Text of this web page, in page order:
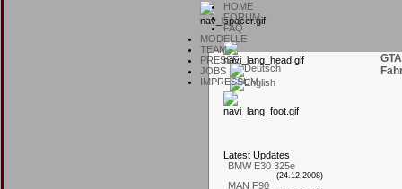
HOME
FORUM
FAQ
MODELLE
TEAM
PRESSE
JOBS
IMPRESSUM
L atest Updates
BMW E30 325e
(24.12.2008)
MAN F90